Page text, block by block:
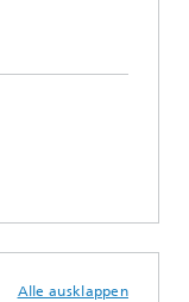
Alle ausklappen